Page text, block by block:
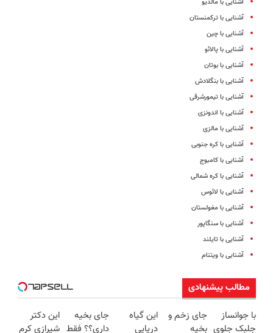
آشنایی با مالدیو
آشنایی با ترکمنستان
آشنایی با چین
آشنایی با پالائو
آشنایی با بوتان
آشنایی با بنگلادش
آشنایی با تیمورشرقی
آشنایی با اندونزی
آشنایی با مالزی
آشنایی با کره جنوبی
آشنایی با کامبوج
آشنایی با کره شمالی
آشنایی با لائوس
آشنایی با مغولستان
آشنایی با سنگاپور
آشنایی با تایلند
آشنایی با ویتنام
مطالب پیشنهادی
با جوانساز
جلبک جلوی
جای زخم و
بخیه
این گیاه
دریایی
جای بخیه
داری؟؟ فقط
این دکتر
شیرازی کرم